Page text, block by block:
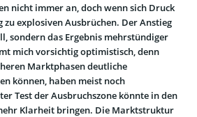
nicht immer an, doch wenn sich Druck
explosiven Ausbrüchen. Der Anstieg
sondern das Ergebnis mehrstündiger
mich vorsichtig optimistisch, denn
Marktphasen deutliche
können, haben meist noch
Test der Ausbruchszone könnte in den
Klarheit bringen. Die Marktstruktur